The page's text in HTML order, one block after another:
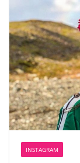
INSTAGRAM